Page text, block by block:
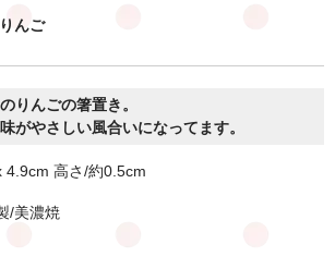
んご
りんごの箸置き。
がやさしい風合いになってます。
4.9cm 高さ/約0.5cm
/美濃焼